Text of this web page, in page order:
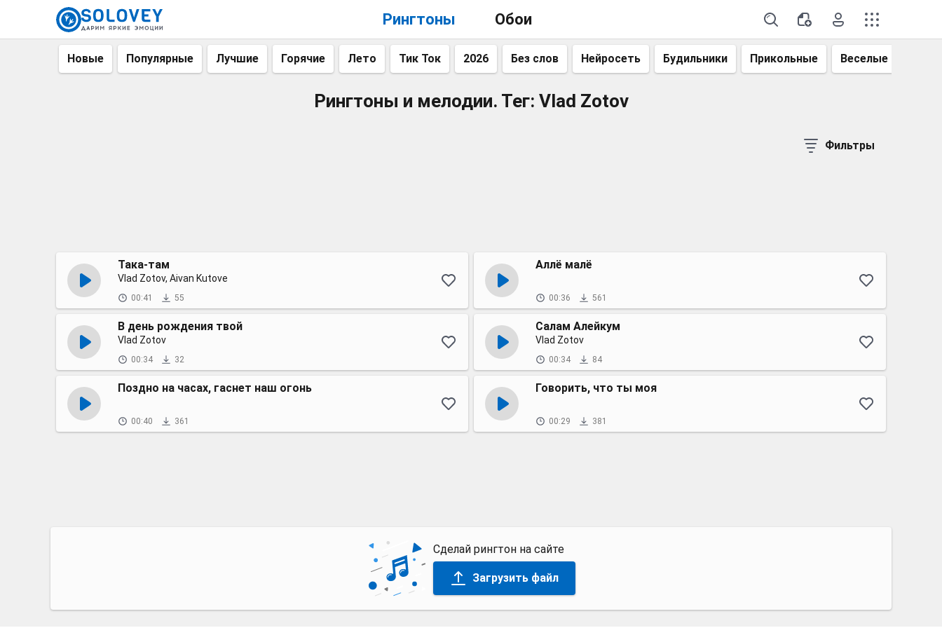
Рингтоны Обои
Новые Популярные Лучшие Горячие Лето Тик Ток 2026 Без слов Нейросеть Будильники Прикольные Веселые
Рингтоны и мелодии. Тег: Vlad Zotov
Фильтры
Така-там
Vlad Zotov, Aivan Kutove
00:41 55
Аллё малё
00:36 561
В день рождения твой
Vlad Zotov
00:34 32
Салам Алейкум
Vlad Zotov
00:34 84
Поздно на часах, гаснет наш огонь
00:40 361
Говорить, что ты моя
00:29 381
Сделай рингтон на сайте
Загрузить файл